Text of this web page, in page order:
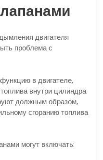
двигателя
проблема с
в двигателе,
внутри цилиндра.
должным образом,
сгоранию топлива
могут включать: